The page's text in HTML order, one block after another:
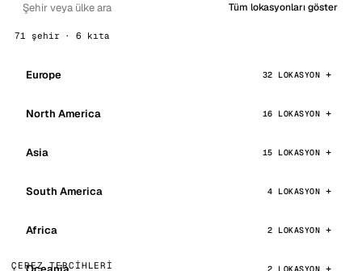
Tüm lokasyonları göster
71 şehir · 6 kıta
Europe 32 LOKASYON
North America 16 LOKASYON
Asia 15 LOKASYON
South America 4 LOKASYON
Africa 2 LOKASYON
2 LOKASYON
ÇEREZ TERCIHLERI